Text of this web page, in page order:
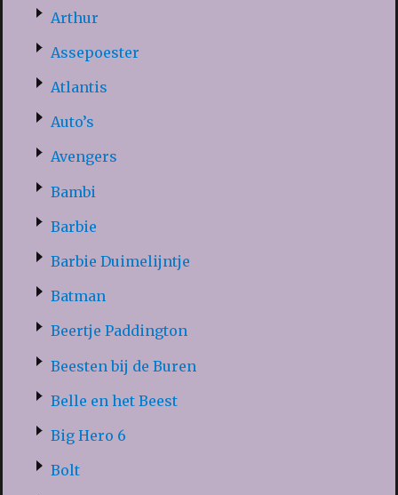
Arthur
Assepoester
Atlantis
Auto’s
Avengers
Bambi
Barbie
Barbie Duimelijntje
Batman
Beertje Paddington
Beesten bij de Buren
Belle en het Beest
Big Hero 6
Bolt